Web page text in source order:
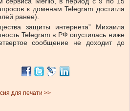
к доменам Telegram достигла
ранее).
защиты интернета” Михаила
Telegram в РФ опустилась ниже
сообщение не доходит до
для печати >>